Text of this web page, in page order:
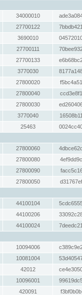
34000010
27700122
3690010
27700111
27700133
3770030
27800020
27800040
27800030
3770040
25463
27800060
27800080
27800090
27800050
44100104
44100206
44100024
10094006
10081004
42012
10096001
420091